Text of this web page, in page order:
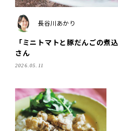
長谷川あかり
「ミニトマトと豚だんごの煮
さん
2026.05.11